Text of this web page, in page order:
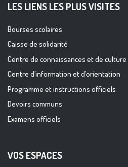
LES LIENS LES PLUS VISITES
Bourses scolaires
Caisse de solidarité
Centre de connaissances et de culture
Centre d’information et d’orientation
Programme et instructions officiels
Devoirs communs
Examens officiels
VOS ESPACES